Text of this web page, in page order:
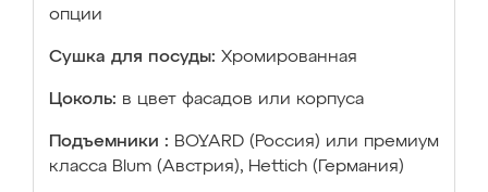
опции
Сушка для посуды: Хромированная
Цоколь: в цвет фасадов или корпуса
Подъемники : BOYARD (Россия) или премиум
класса Blum (Австрия), Hettich (Германия)